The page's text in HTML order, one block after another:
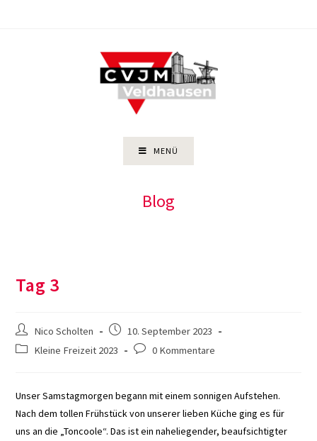
MENÜ
Blog
Tag 3
Beitrags-
Autor:
Nico Scholten
Beitrag
veröffentlicht:
10. September 2023
Beitrags-Kleine Freizeit 2023
Beitrags-0 Kommentare
Unser Samstagmorgen begann mit einem sonnigen Aufstehen.
Nach dem tollen Frühstück von unserer lieben Küche ging es für
uns an die „Toncoole“. Das ist ein naheliegender, beaufsichtigter